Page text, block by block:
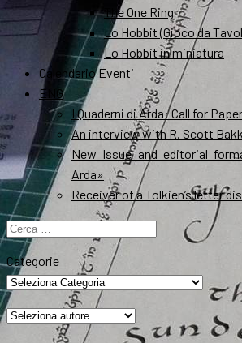
The One Ring
Lo Hobbit (Gioco da
Lo Hobbit in miniatura
Calendario Eventi
ENG
I Quaderni di Arda: Call for
An interview with R. Scott
New Issue and editorial
Arda»
Receiver of a Tolkien’s letter
Ricerca
per:
Categorie